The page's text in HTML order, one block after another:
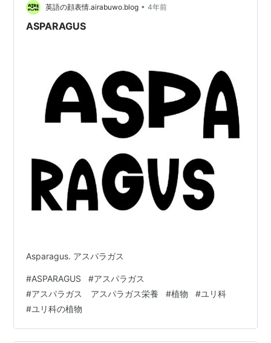
ビルディングB1F 収容人数：32…
英語の顔表情.airabuwo.blog • 4年前
ASPARAGUS
Asparagus. アスパラガス
#ASPARAGUS #アスパラガス
#アスパラガス アスパラガス栄養 #植物 #ユリ科
#ユリ科の植物